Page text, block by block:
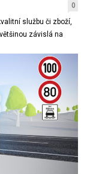
0
službu či zboží,
závislá na